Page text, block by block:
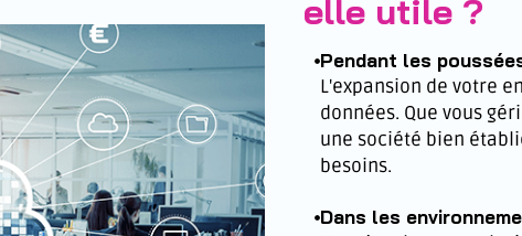
elle utile ?
Pendant les
L'expansion de votre
données. Que vous
une société bien
besoins.
Dans les